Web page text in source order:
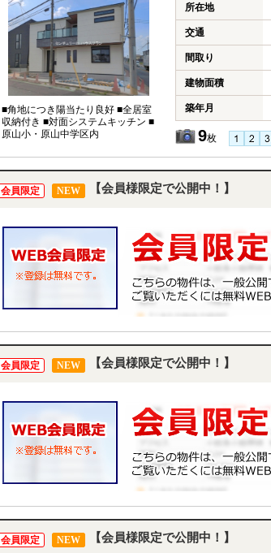
■角地につき陽当たり良好 ■全居室
収納付き ■対面システムキッチン ■
原山小・原山中学区内
所在地
交通
間取り
建物面積
築年月
9枚
会員限定 NEW 【会員様限定で公開中！】
会員限定 NEW 【会員様限定で公開中！】
会員限定 NEW 【会員様限定で公開中！】